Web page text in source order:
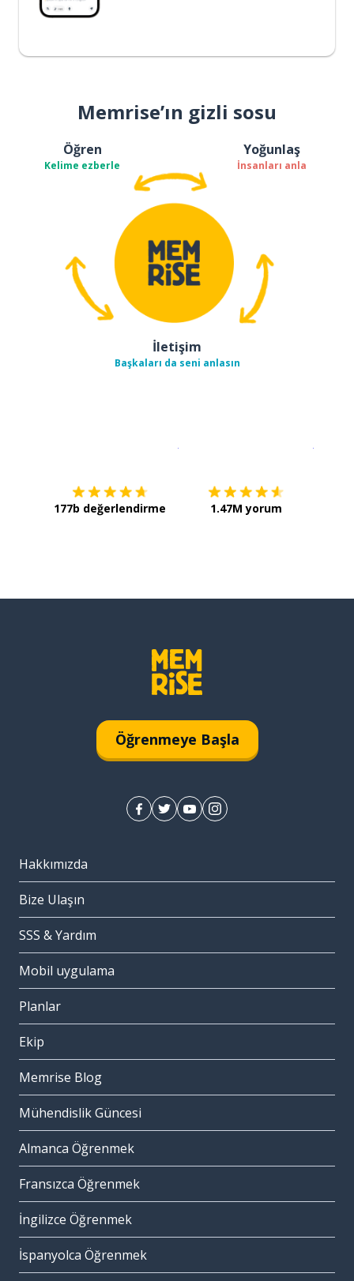
Memrise’ın gizli sosu
Öğren
Kelime ezberle
Yoğunlaş
İnsanları anla
İletişim
Başkaları da seni anlasın
177b değerlendirme 1.47M yorum
Öğrenmeye Başla
Hakkımızda
Bize Ulaşın
SSS & Yardım
Mobil uygulama
Planlar
Ekip
Memrise Blog
Mühendislik Güncesi
Almanca Öğrenmek
Fransızca Öğrenmek
İngilizce Öğrenmek
İspanyolca Öğrenmek